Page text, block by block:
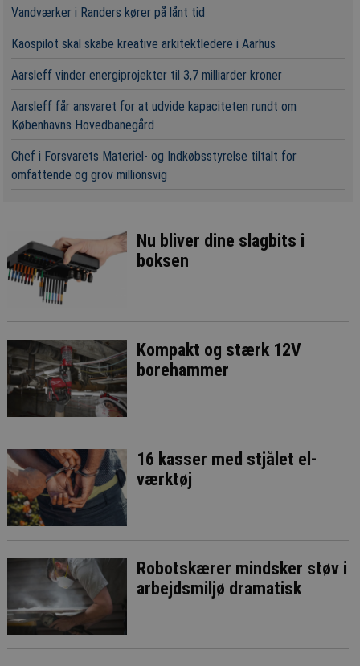
Vandværker i Randers kører på lånt tid
Kaospilot skal skabe kreative arkitektledere i Aarhus
Aarsleff vinder energiprojekter til 3,7 milliarder kroner
Aarsleff får ansvaret for at udvide kapaciteten rundt om
Københavns Hovedbanegård
Chef i Forsvarets Materiel- og Indkøbsstyrelse tiltalt for
omfattende og grov millionsvig
Nu bliver dine slagbits i
boksen
Kompakt og stærk 12V
borehammer
16 kasser med stjålet el-
værktøj
Robotskærer mindsker støv i
arbejdsmiljø dramatisk